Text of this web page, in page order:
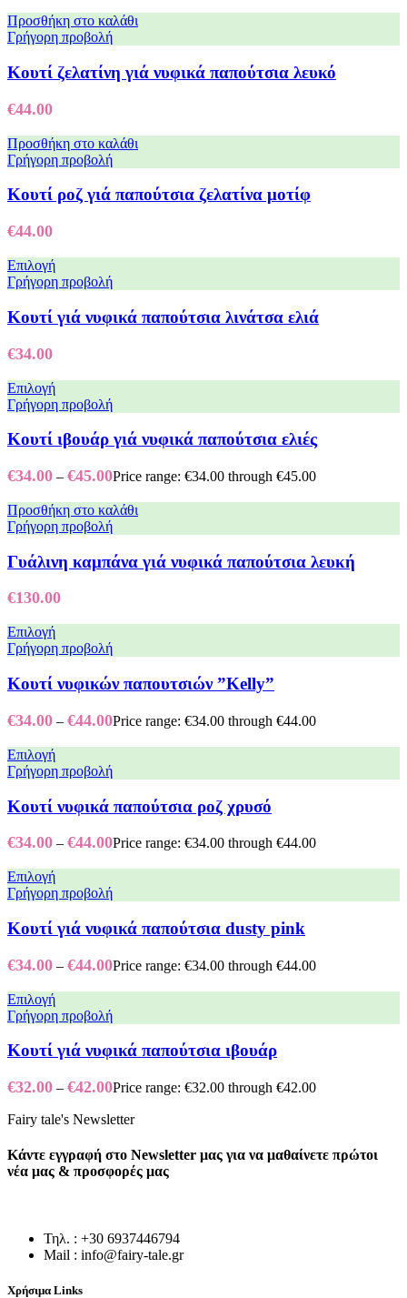
Προσθήκη στο καλάθι
Γρήγορη προβολή
Koυτί ζελατίνη γιά νυφικά παπούτσια λευκό
€44.00
Προσθήκη στο καλάθι
Γρήγορη προβολή
Κουτί ροζ γιά παπούτσια ζελατίνα μοτίφ
€44.00
Επιλογή
Γρήγορη προβολή
Κουτί γιά νυφικά παπούτσια λινάτσα ελιά
€34.00
Επιλογή
Γρήγορη προβολή
Κουτί ιβουάρ γιά νυφικά παπούτσια ελιές
€34.00 – €45.00Price range: €34.00 through €45.00
Προσθήκη στο καλάθι
Γρήγορη προβολή
Γυάλινη καμπάνα γιά νυφικά παπούτσια λευκή
€130.00
Επιλογή
Γρήγορη προβολή
Κουτί νυφικών παπουτσιών ”Kelly”
€34.00 – €44.00Price range: €34.00 through €44.00
Επιλογή
Γρήγορη προβολή
Κουτί νυφικά παπούτσια ροζ χρυσό
€34.00 – €44.00Price range: €34.00 through €44.00
Επιλογή
Γρήγορη προβολή
Κουτί γιά νυφικά παπούτσια dusty pink
€34.00 – €44.00Price range: €34.00 through €44.00
Επιλογή
Γρήγορη προβολή
Κουτί γιά νυφικά παπούτσια ιβουάρ
€32.00 – €42.00Price range: €32.00 through €42.00
Fairy tale's Newsletter
Κάντε εγγραφή στο Newsletter μας για να μαθαίνετε πρώτοι
νέα μας & προσφορές μας
Τηλ. : +30 6937446794
Mail : info@fairy-tale.gr
Χρήσιμα Links